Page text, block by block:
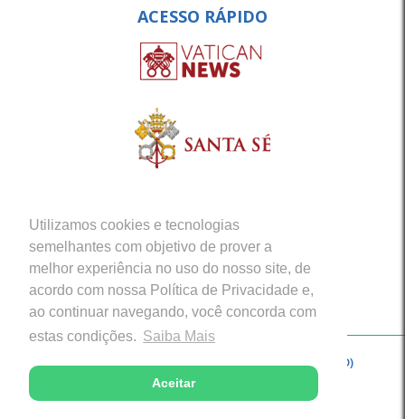
Utilizamos cookies e tecnologias
semelhantes com objetivo de prover a
melhor experiência no uso do nosso site, de
acordo com nossa Política de Privacidade e,
ao continuar navegando, você concorda com
estas condições. Saiba Mais
Aceitar
ACESSO RÁPIDO
Copyright © 2026 - Arquidiocese de Porto Velho (RO)
Desenvolvido com excelência por